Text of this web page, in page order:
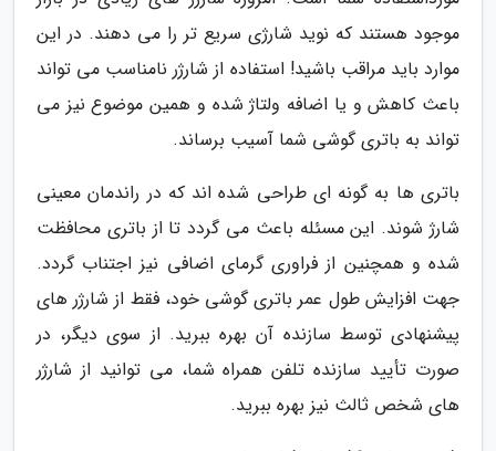
موجود هستند که نوید شارژی سریع تر را می دهند. در این
موارد باید مراقب باشید! استفاده از شارژر نامناسب می تواند
باعث کاهش و یا اضافه ولتاژ شده و همین موضوع نیز می
تواند به باتری گوشی شما آسیب برساند.
باتری ها به گونه ای طراحی شده اند که در راندمان معینی
شارژ شوند. این مسئله باعث می گردد تا از باتری محافظت
شده و همچنین از فراوری گرمای اضافی نیز اجتناب گردد.
جهت افزایش طول عمر باتری گوشی خود، فقط از شارژر های
پیشنهادی توسط سازنده آن بهره ببرید. از سوی دیگر، در
صورت تأیید سازنده تلفن همراه شما، می توانید از شارژر
های شخص ثالث نیز بهره ببرید.